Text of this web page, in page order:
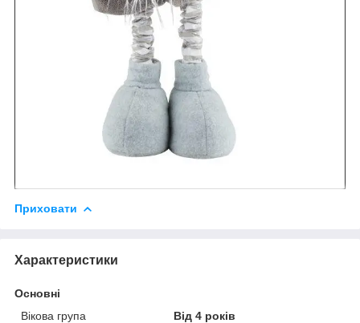
Приховати
Характеристики
Основні
Вікова група
Від 4 років